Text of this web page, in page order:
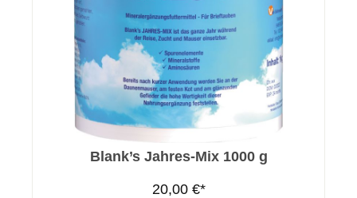
Blank’s Jahres-Mix 1000 g
20,00 €*